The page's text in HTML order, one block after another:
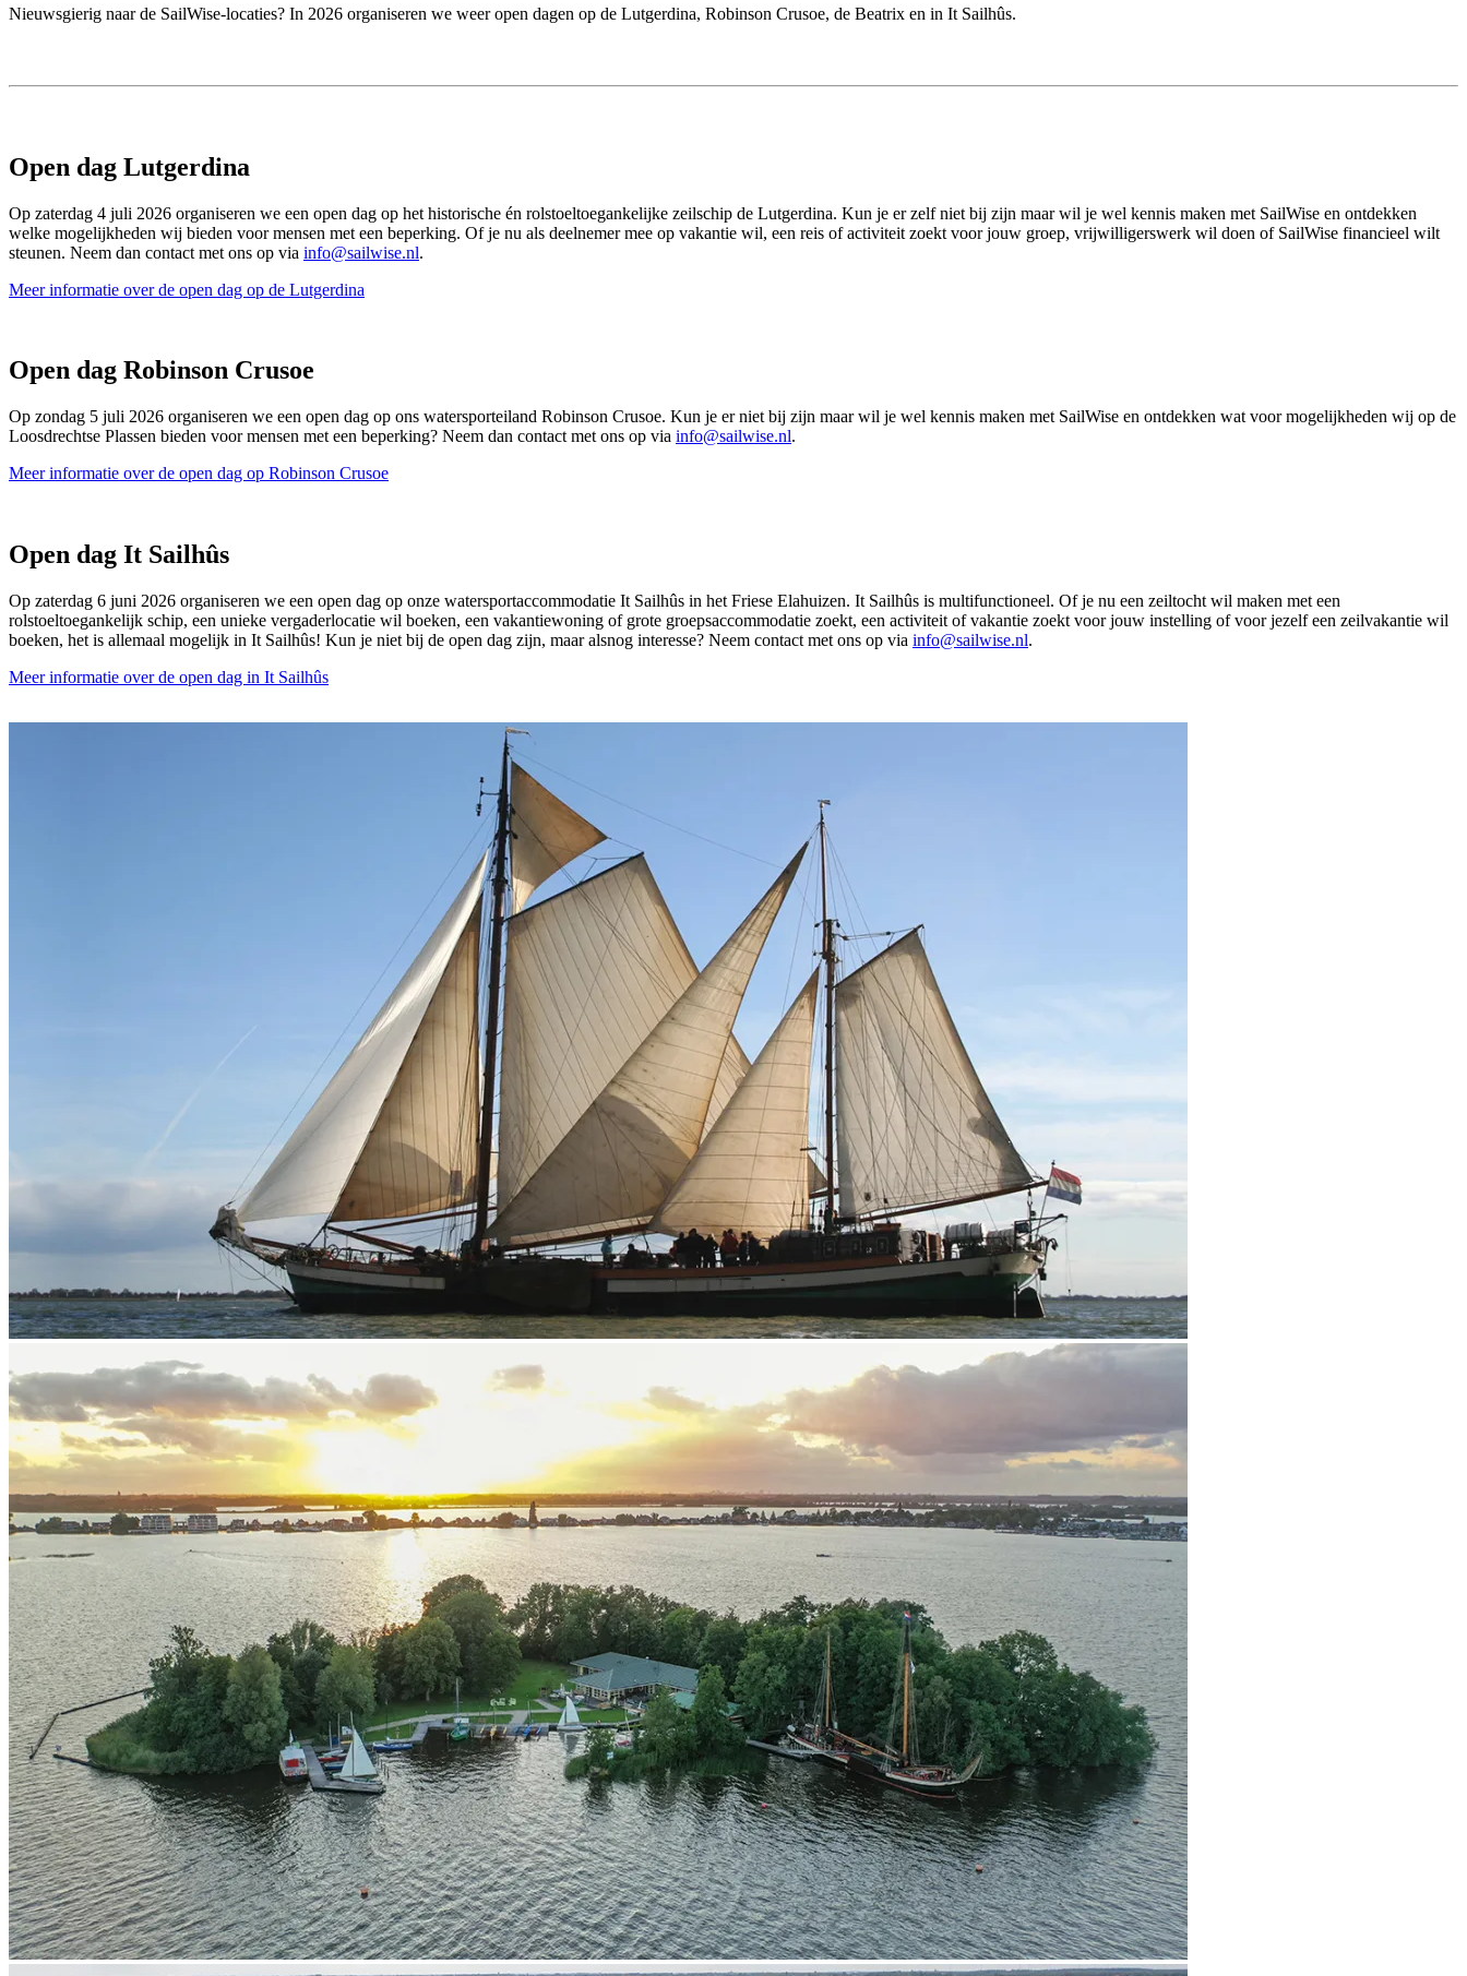
Nieuwsgierig naar de SailWise-locaties? In 2026 organiseren we weer open dagen op de Lutgerdina, Robinson Crusoe, de Beatrix en in It Sailhûs.
Open dag Lutgerdina
Op zaterdag 4 juli 2026 organiseren we een open dag op het historische én rolstoeltoegankelijke zeilschip de Lutgerdina. Kun je er zelf niet bij zijn maar wil je wel kennis maken met SailWise en ontdekken
welke mogelijkheden wij bieden voor mensen met een beperking. Of je nu als deelnemer mee op vakantie wil, een reis of activiteit zoekt voor jouw groep, vrijwilligerswerk wil doen of SailWise financieel wilt
steunen. Neem dan contact met ons op via info@sailwise.nl.
Meer informatie over de open dag op de Lutgerdina
Open dag Robinson Crusoe
Op zondag 5 juli 2026 organiseren we een open dag op ons watersporteiland Robinson Crusoe. Kun je er niet bij zijn maar wil je wel kennis maken met SailWise en ontdekken wat voor mogelijkheden wij op de
Loosdrechtse Plassen bieden voor mensen met een beperking? Neem dan contact met ons op via info@sailwise.nl.
Meer informatie over de open dag op Robinson Crusoe
Open dag It Sailhûs
Op zaterdag 6 juni 2026 organiseren we een open dag op onze watersportaccommodatie It Sailhûs in het Friese Elahuizen. It Sailhûs is multifunctioneel. Of je nu een zeiltocht wil maken met een
rolstoeltoegankelijk schip, een unieke vergaderlocatie wil boeken, een vakantiewoning of grote groepsaccommodatie zoekt, een activiteit of vakantie zoekt voor jouw instelling of voor jezelf een zeilvakantie wil
boeken, het is allemaal mogelijk in It Sailhûs! Kun je niet bij de open dag zijn, maar alsnog interesse? Neem contact met ons op via info@sailwise.nl.
Meer informatie over de open dag in It Sailhûs